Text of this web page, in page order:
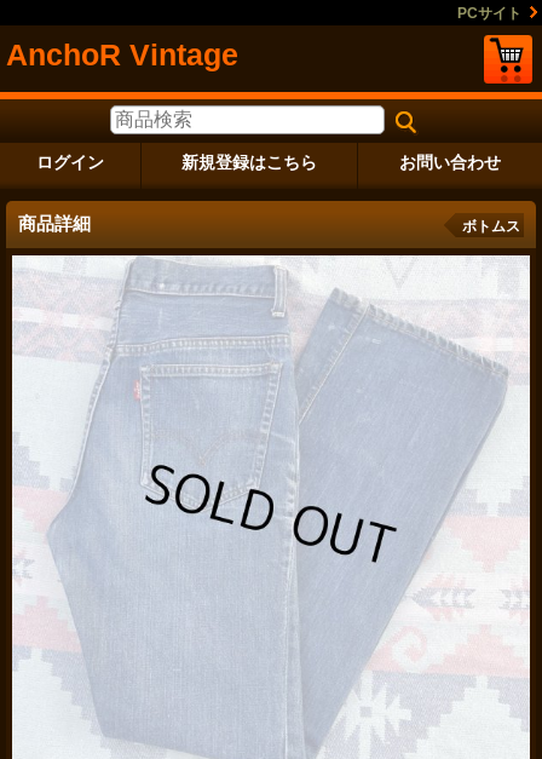
PCサイト
AnchoR Vintage
ログイン 新規登録はこちら お問い合わせ
商品詳細 ボトムス